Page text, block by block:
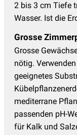
2 bis 3 cm Tiefe
Wasser. Ist die
Grosse
Grosse
nötig.
geeignetes
mediterrane
passenden pH-
für Kalk und